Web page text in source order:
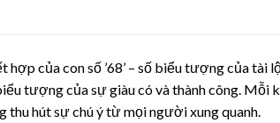
của con số ’68’ – số biểu tượng của tài
tượng của sự giàu có và thành công. Mỗi
thu hút sự chú ý từ mọi người xung quanh.